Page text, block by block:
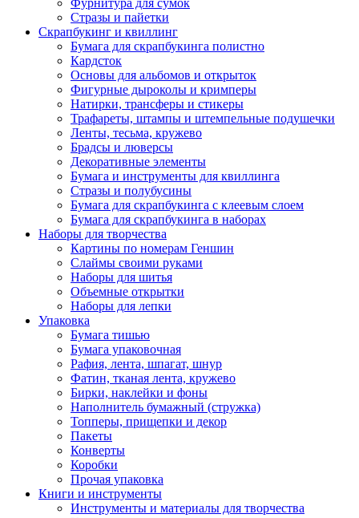
Стразы и пайетки
Скрапбукинг и квиллинг
Бумага для скрапбукинга полистно
Кардсток
Основы для альбомов и открыток
Фигурные дыроколы и кримперы
Натирки, трансферы и стикеры
Трафареты, штампы и штемпельные подушечки
Ленты, тесьма, кружево
Брадсы и люверсы
Декоративные элементы
Бумага и инструменты для квиллинга
Стразы и полубусины
Бумага для скрапбукинга с клеевым слоем
Бумага для скрапбукинга в наборах
Наборы для творчества
Картины по номерам Геншин
Слаймы своими руками
Наборы для шитья
Объемные открытки
Наборы для лепки
Упаковка
Бумага тишью
Бумага упаковочная
Рафия, лента, шпагат, шнур
Фатин, тканая лента, кружево
Бирки, наклейки и фоны
Наполнитель бумажный (стружка)
Топперы, прищепки и декор
Пакеты
Конверты
Коробки
Прочая упаковка
Книги и инструменты
Инструменты и материалы для творчества